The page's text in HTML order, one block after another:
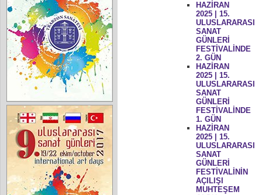
HAZİRAN
2025 | 15.
ULUSLARARASI
SANAT
GÜNLERİ
FESTİVALİNDE
2. GÜN
HAZİRAN
2025 | 15.
ULUSLARARASI
SANAT
GÜNLERİ
FESTİVALİNDE
1. GÜN
HAZİRAN
2025 | 15.
ULUSLARARASI
SANAT
GÜNLERİ
FESTİVALİNİN
AÇILIŞI
MUHTEŞEM